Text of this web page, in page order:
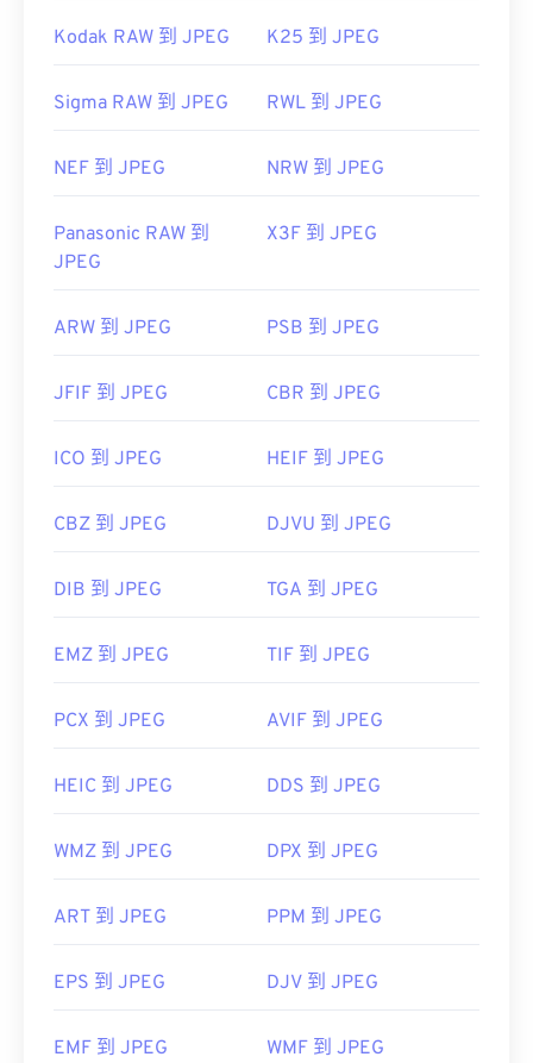
Kodak RAW 到 JPEG K25 到 JPEG
Sigma RAW 到 JPEG RWL 到 JPEG
NEF 到 JPEG NRW 到 JPEG
Panasonic RAW 到
JPEG
X3F 到 JPEG
ARW 到 JPEG PSB 到 JPEG
JFIF 到 JPEG CBR 到 JPEG
ICO 到 JPEG HEIF 到 JPEG
CBZ 到 JPEG DJVU 到 JPEG
DIB 到 JPEG TGA 到 JPEG
EMZ 到 JPEG TIF 到 JPEG
PCX 到 JPEG AVIF 到 JPEG
HEIC 到 JPEG DDS 到 JPEG
WMZ 到 JPEG DPX 到 JPEG
ART 到 JPEG PPM 到 JPEG
EPS 到 JPEG DJV 到 JPEG
EMF 到 JPEG WMF 到 JPEG